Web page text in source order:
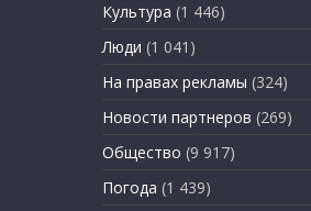
Культура (1 446)
Люди (1 041)
На правах рекламы (324)
Новости партнеров (269)
Общество (9 917)
Погода (1 439)